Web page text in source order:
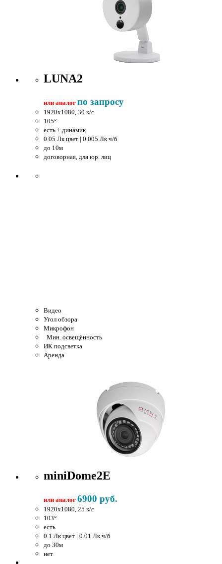
LUNA2
или аналог по запросу
1920x1080, 30 к/c
105°
есть + динамик
0.05 Лк цвет | 0.005 Лк ч/б
до 10м
договорная, для юр. лиц
Видео
Угол обзора
Микрофон
Мин. освещённость
ИК подсветка
Аренда
miniDome2E
или аналог 6900 руб.
1920x1080, 25 к/c
103°
есть
0.1 Лк цвет | 0.01 Лк ч/б
до 30м
нет